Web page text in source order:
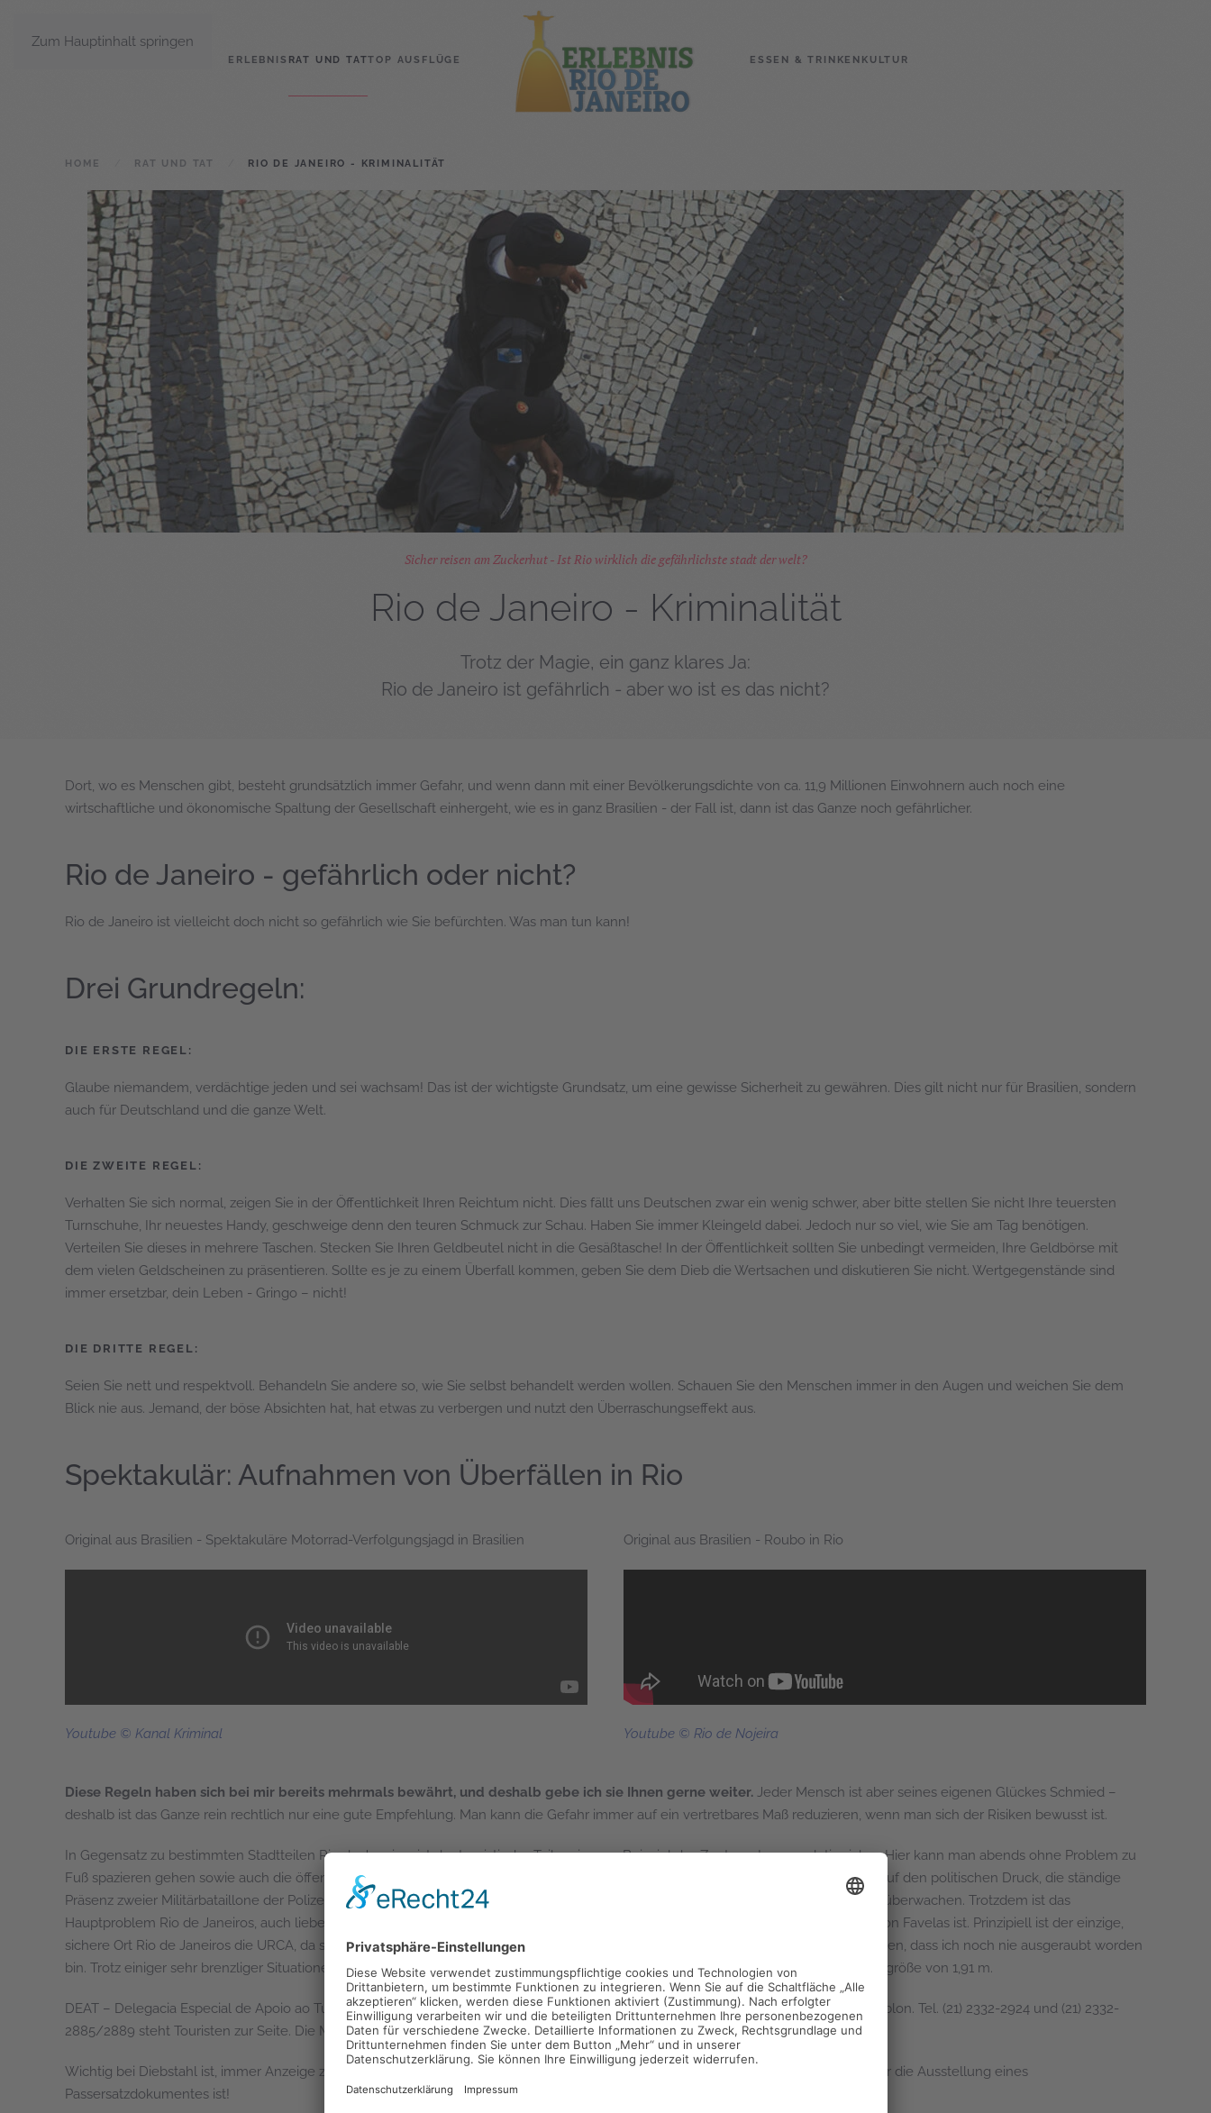
Zum Hauptinhalt springen
ERLEBNIS RAT UND TATTOP AUSFLÜGE ESSEN & TRINKEN KULTUR
HOME RAT UND TAT RIO DE JANEIRO - KRIMINALITÄT
Sicher reisen am Zuckerhut - Ist Rio wirklich die gefährlichste stadt der welt?
Rio de Janeiro - Kriminalität
Trotz der Magie, ein ganz klares Ja:
Rio de Janeiro ist gefährlich - aber wo ist es das nicht?
Dort, wo es Menschen gibt, besteht grundsätzlich immer Gefahr, und wenn dann mit einer Bevölkerungsdichte von ca. 11,9 Millionen Einwohnern auch noch eine
wirtschaftliche und ökonomische Spaltung der Gesellschaft einhergeht, wie es in ganz Brasilien - der Fall ist, dann ist das Ganze noch gefährlicher.
Rio de Janeiro - gefährlich oder nicht?
Rio de Janeiro ist vielleicht doch nicht so gefährlich wie Sie befürchten. Was man tun kann!
Drei Grundregeln:
DIE ERSTE REGEL:
Glaube niemandem, verdächtige jeden und sei wachsam! Das ist der wichtigste Grundsatz, um eine gewisse Sicherheit zu gewähren. Dies gilt nicht nur für Brasilien, sondern
auch für Deutschland und die ganze Welt.
DIE ZWEITE REGEL:
Verhalten Sie sich normal, zeigen Sie in der Öffentlichkeit Ihren Reichtum nicht. Dies fällt uns Deutschen zwar ein wenig schwer, aber bitte stellen Sie nicht Ihre teuersten
Turnschuhe, Ihr neuestes Handy, geschweige denn den teuren Schmuck zur Schau. Haben Sie immer Kleingeld dabei. Jedoch nur so viel, wie Sie am Tag benötigen.
Verteilen Sie dieses in mehrere Taschen. Stecken Sie Ihren Geldbeutel nicht in die Gesäßtasche! In der Öffentlichkeit sollten Sie unbedingt vermeiden, Ihre Geldbörse mit
dem vielen Geldscheinen zu präsentieren. Sollte es je zu einem Überfall kommen, geben Sie dem Dieb die Wertsachen und diskutieren Sie nicht. Wertgegenstände sind
immer ersetzbar, dein Leben - Gringo – nicht!
DIE DRITTE REGEL:
Seien Sie nett und respektvoll. Behandeln Sie andere so, wie Sie selbst behandelt werden wollen. Schauen Sie den Menschen immer in den Augen und weichen Sie dem
Blick nie aus. Jemand, der böse Absichten hat, hat etwas zu verbergen und nutzt den Überraschungseffekt aus.
Spektakulär: Aufnahmen von Überfällen in Rio
Original aus Brasilien - Spektakuläre Motorrad-Verfolgungsjagd in Brasilien
Youtube © Kanal Kriminal
Original aus Brasilien - Roubo in Rio
Youtube © Rio de Nojeira
Diese Regeln haben sich bei mir bereits mehrmals bewährt, und deshalb gebe ich sie Ihnen gerne weiter. Jeder Mensch ist aber seines eigenen Glückes Schmied –
deshalb ist das Ganze rein rechtlich nur eine gute Empfehlung. Man kann die Gefahr immer auf ein vertretbares Maß reduzieren, wenn man sich der Risiken bewusst ist.
In Gegensatz zu bestimmten Stadtteilen Rio de Janeiros ist der touristische Teil - wie zum Beispiel das Zentrum Lapa - relativ sicher. Hier kann man abends ohne Problem zu
Fuß spazieren gehen sowie auch die öffentlichen Verkehrsmittel benutzen. Rio de Janeiro hat in den Letzen Jahren viel getan, was auf den politischen Druck, die ständige
Präsenz zweier Militärbataillone der Polizei und die vier Polizeidienststellen zurückzuführen ist, die diese Stadtviertel Rio de Janeiros überwachen. Trotzdem ist das
Hauptproblem Rio de Janeiros, auch liebevoll "Cidade Maravilhosa" oder "Die wunderbare Stadt" genannt, dass die Stadt umgeben von Favelas ist. Prinzipiell ist der einzige,
sichere Ort Rio de Janeiros die URCA, da sie Militärgebiet ist. Trotzdem kann ich in meinen 17-jährigen Aufenthalt in Brasilien behaupten, dass ich noch nie ausgeraubt worden
bin. Trotz einiger sehr brenzliger Situationen, die ich mit viel Glück überstanden habe, lag dies mit Gewissheit nicht an meiner Körpergröße von 1,91 m.
DEAT – Delegacia Especial de Apoio ao Turismo (POLIZEI-SPEZIALEINHEIT TOURISMUS) in der Av. Afrânio de Melo Franco, 159 – Leblon. Tel. (21) 2332-2924 und (21) 2332-
2885/2889 steht Touristen zur Seite. Die Mitarbeiter sprechen mehrere Sprachen - darunter auch Deutsch!
Wichtig bei Diebstahl ist, immer Anzeige zu erstatten, da dies Voraussetzung für die Erstattung der Reisegepäckversicherung oder für die Ausstellung eines
Passersatzdokumentes ist!